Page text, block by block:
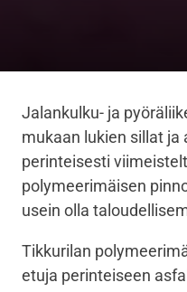
Jalankulku- ja
mukaan lukien sillat ja
perinteisesti
polymeerimäisen
usein olla
Tikkurilan
etuja perinteiseen